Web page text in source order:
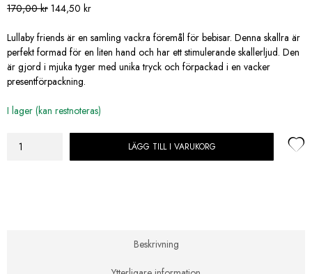
170,00kr Det
priset
var:
170,00 kr.
144,50 krDet
priset
är:
144,50 kr.
Lullaby friends är en samling vackra föremål för bebisar. Denna skallra är
perfekt formad för en liten hand och har ett stimulerande skallerljud. Den
är gjord i mjuka tyger med unika tryck och förpackad i en vacker
presentförpackning.
I lager (kan restnoteras)
Maileg
LÄGG TILL I VARUKORG
Beskrivning